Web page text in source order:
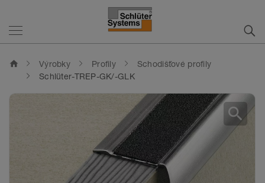
home Výrobky Profily
Schodišťové profily
Schlüter-TREP-GK/-GLK
search